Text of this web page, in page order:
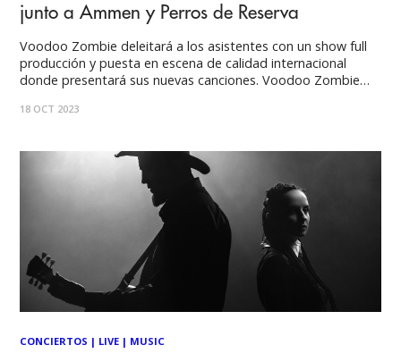
junto a Ammen y Perros de Reserva
Voodoo Zombie deleitará a los asistentes con un show full
producción y puesta en escena de calidad internacional
donde presentará sus nuevas canciones. Voodoo Zombie
todos los años sorprende con nuevos artistas y, esta vez,
18 OCT 2023
CONCIERTOS | LIVE | MUSIC